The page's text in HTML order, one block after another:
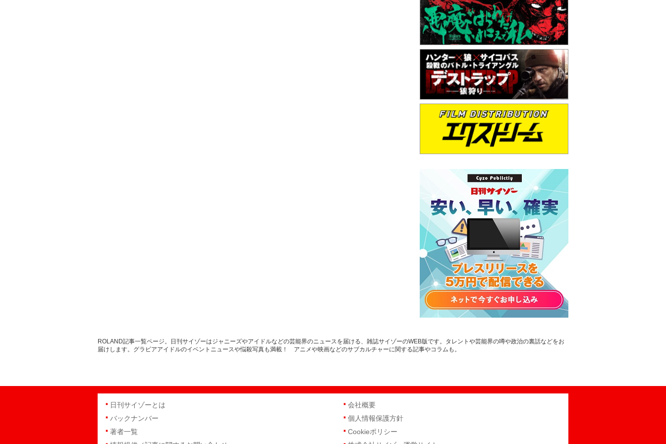
ROLAND記事一覧ページ。日刊サイゾーはジャニーズやアイドルなどの芸能界のニュースを届ける、雑誌サイゾーのWEB版です。タレントや芸能界の噂や政治の裏話などをお
届けします。グラビアアイドルのイベントニュースや悩殺写真も満載！ アニメや映画などのサブカルチャーに関する記事やコラムも。
日刊サイゾーとは
バックナンバー
著者一覧
会社概要
個人情報保護方針
Cookieポリシー